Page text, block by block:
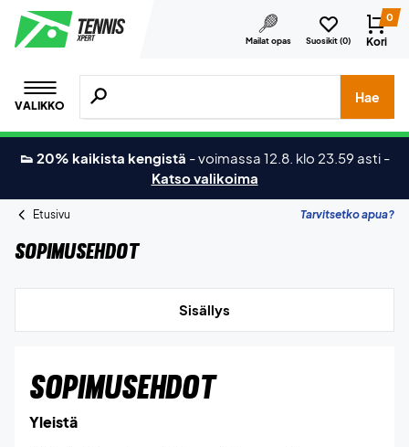
Mailat opas Suosikit (0)
0
Kori
VALIKKO
Hae tuotteita, merkkejä jne.
Hae
👟 20% kaikista kengistä -voimassa 12.8. klo 23.59 asti -
Katso valikoima
Etusivu Tarvitsetko apua?
Sopimusehdot
Sisällys
SOPIMUSEHDOT
Yleistä